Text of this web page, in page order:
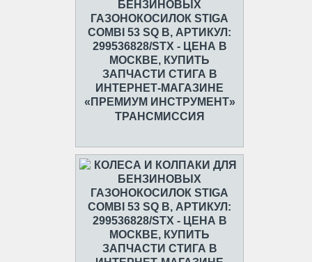
ТРАНСМИССИЯ